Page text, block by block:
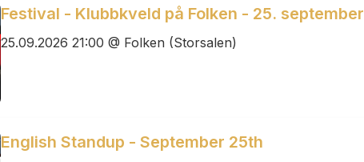
Festival - Klubbkveld på Folken - 25. september
25.09.2026 21:00 @ Folken (Storsalen)
English Standup - September 25th